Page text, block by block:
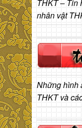
THKT – Tin
nhân vật
Những hình
THKT và